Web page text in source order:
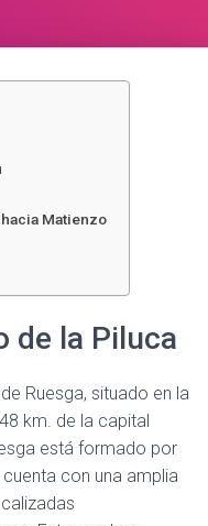
Matienzo
de la Piluca
Ruesga, situado en la
km. de la capital
está formado por
con una amplia